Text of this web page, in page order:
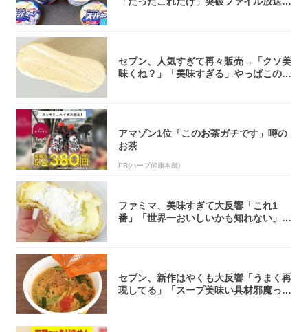
セブン、人気すぎて再々販売→「クソ美
味くね？」「美味すぎる」やっぱこのク
アマゾン1位「このお茶ガチです」噂の
お茶
PR(ハーブ健康本舗)
ファミマ、美味すぎて大反響「これ1
番」「世界一おいしいかも知れない」
セブン、新作はやくも大反響「うまく再
現してる」「スープ美味い具材邪魔って